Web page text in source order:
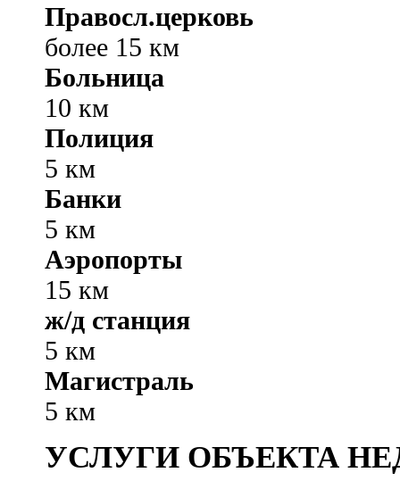
Правосл.церковь
более 15 км
Больница
10 км
Полиция
5 км
Банки
5 км
Аэропорты
15 км
ж/д станция
5 км
Магистраль
5 км
УСЛУГИ ОБЪЕКТА